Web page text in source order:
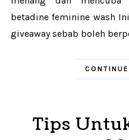
betadine feminine wash
giveaway sebab boleh
Tips